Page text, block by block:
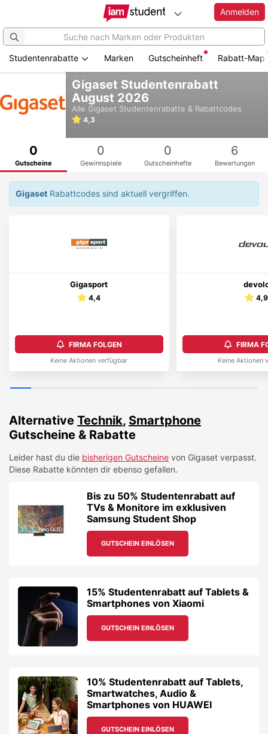
springen
Anmelden
Studentenrabatte Marken Gutscheinheft Rabatt-Map
Gigaset Studentenrabatt
August 2026
Alle Gigaset Studentenrabatte & Rabattcodes
4,3
0
Gutscheine
0
Gewinnspiele
0
Gutscheinhefte
6
Bewertungen
Gigaset Rabattcodes sind aktuell vergriffen.
Gigasport
4,4
FIRMA FOLGEN
Keine Aktionen verfügbar
4,9
FIRMA
Keine Aktionen
Alternative Technik, Smartphone
Gutscheine & Rabatte
Leider hast du die bisherigen Gutscheine von Gigaset verpasst.
Diese Rabatte könnten dir ebenso gefallen.
Bis zu 50% Studentenrabatt auf
TVs & Monitore im exklusiven
Samsung Student Shop
GUTSCHEIN EINLÖSEN
15% Studentenrabatt auf Tablets &
Smartphones von Xiaomi
GUTSCHEIN EINLÖSEN
10% Studentenrabatt auf Tablets,
Smartwatches, Audio &
Smartphones von HUAWEI
GUTSCHEIN EINLÖSEN